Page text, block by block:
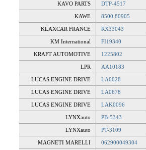
KAVO PARTS DTP-4517
KAWE 8500 80905
KLAXCAR FRANCE RX33043
KM International FI19340
KRAFT AUTOMOTIVE 1225802
LPR AA10183
LUCAS ENGINE DRIVE LA0028
LUCAS ENGINE DRIVE LA0678
LUCAS ENGINE DRIVE LAK0096
LYNXauto PB-5343
LYNXauto PT-3109
MAGNETI MARELLI 062900049304